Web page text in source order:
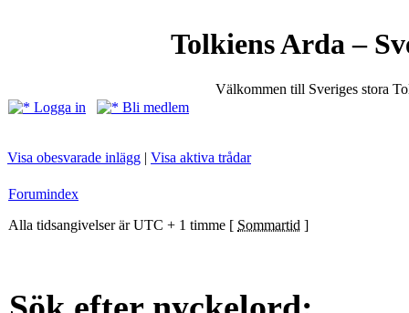
Tolkiens Arda –
Välkommen till Sveriges stora
Logga in
Bli medlem
Visa obesvarade inlägg | Visa aktiva trådar
Forumindex
Alla tidsangivelser är UTC + 1 timme [ Sommartid ]